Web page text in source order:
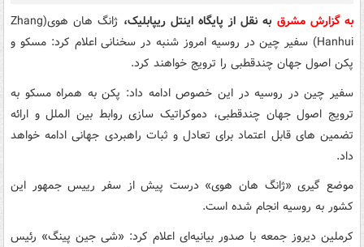
به گزارش مشرق به نقل از پایگاه اینتل ریپابلیک،
ژانگ هان هوی(Zhang
Hanhui) سفیر چین در روسیه امروز شنبه در سخنانی اعلام کرد: مسکو و
پکن اصول جهان چندقطبی را ترویج خواهند کرد.
سفیر چین در روسیه در این خصوص ادامه داد: پکن به همراه مسکو به
ترویج اصول جهان چندقطبی، دموکراتیک سازی روابط بین‌ الملل و ارائه
تضمین‌ های قابل اعتماد برای تعادل و ثبات راهبردی جهانی ادامه خواهد
داد.
موضع گیری «ژانگ هان هوی» درست پیش از سفر رییس جمهور این
کشور به روسیه انجام شده است.
کرملین دیروز جمعه با صدور بیانیه‌ای اعلام کرد: «شی جین پینگ» رئیس